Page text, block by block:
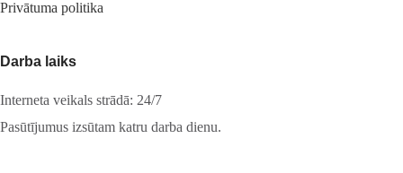
Privātuma politika
Darba laiks
Interneta veikals strādā: 24/7
Pasūtījumus izsūtam katru darba dienu.